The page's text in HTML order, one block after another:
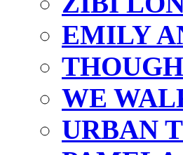
EMILY
WE
URBAN